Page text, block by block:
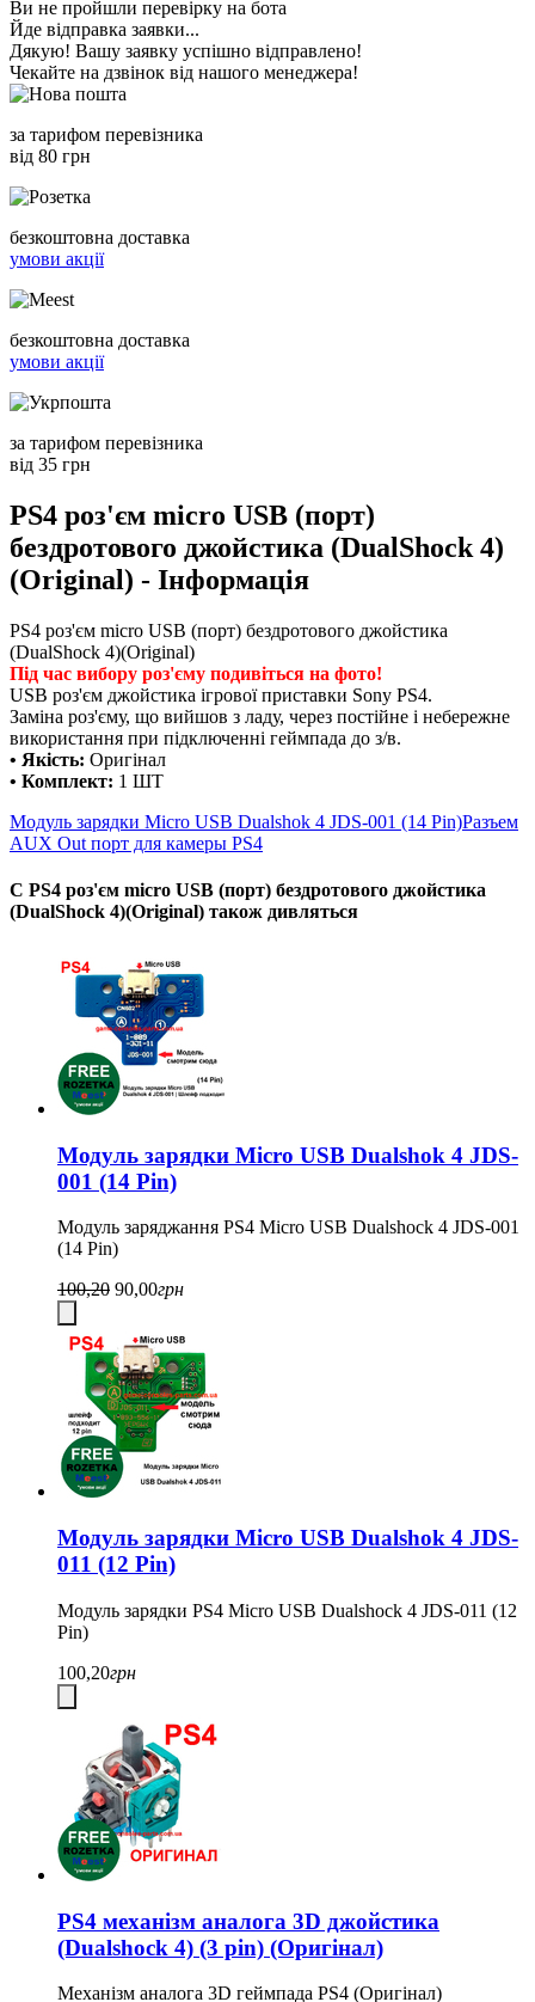
Ви не пройшли перевірку на бота
Йде відправка заявки...
Дякую! Вашу заявку успішно відправлено!
Чекайте на дзвінок від нашого менеджера!
за тарифом перевізника
від 80 грн
безкоштовна доставка
умови акції
безкоштовна доставка
умови акції
за тарифом перевізника
від 35 грн
PS4 роз'єм micro USB (порт)
бездротового джойстика (DualShock 4)
(Original) - Інформація
PS4 роз'єм micro USB (порт) бездротового джойстика
(DualShock 4)(Original)
Під час вибору роз'єму подивіться на фото!
USB роз'єм джойстика ігрової приставки Sony PS4.
Заміна роз'єму, що вийшов з ладу, через постійне і небережне
використання при підключенні геймпада до з/в.
• Якість: Оригінал
• Комплект: 1 ШТ
Модуль зарядки Micro USB Dualshok 4 JDS-001 (14 Pin)Разъем
AUX Out порт для камеры PS4
С PS4 роз'єм micro USB (порт) бездротового джойстика
(DualShock 4)(Original) також дивляться
Модуль зарядки Micro USB Dualshok 4 JDS-
001 (14 Pin)
Модуль заряджання PS4 Micro USB Dualshock 4 JDS-001
(14 Pin)
100,20 90,00грн
Модуль зарядки Micro USB Dualshok 4 JDS-
011 (12 Pin)
Модуль зарядки PS4 Micro USB Dualshock 4 JDS-011 (12
Pin)
100,20грн
PS4 механізм аналога 3D джойстика
(Dualshock 4) (3 pin) (Оригінал)
Механізм аналога 3D геймпада PS4 (Оригінал)